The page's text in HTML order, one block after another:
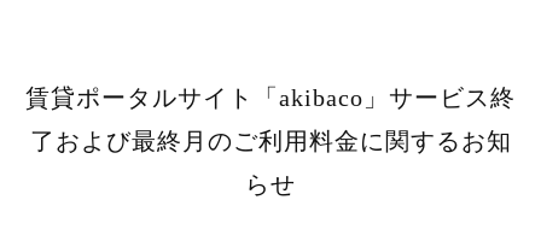
賃貸ポータルサイト「akibaco」サービス終
了および最終月のご利用料金に関するお知
らせ